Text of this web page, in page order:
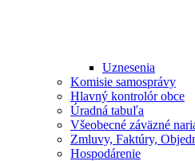
Uznesenia
Komisie samosprávy
Hlavný kontrolór obce
Úradná tabuľa
Všeobecné záväzné
Zmluvy, Faktúry,
Hospodárenie